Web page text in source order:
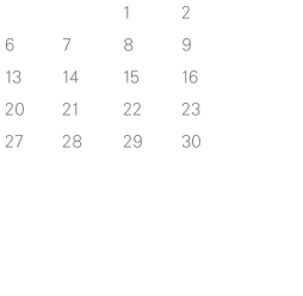
1
2
6 7 8
9
13 14 15
16
20 21 22
23
27 28 29
30